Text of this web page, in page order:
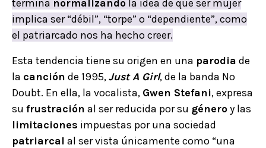
termina normalizando la idea de que ser mujer
implica ser “débil”, “torpe” o “dependiente”, como
el patriarcado nos ha hecho creer.
Esta tendencia tiene su origen en una parodia de
la canción de 1995,Just A Girl, de la banda No
Doubt. En ella, la vocalista, Gwen Stefani, expresa
su frustración al ser reducida por su géneroy las
limitaciones impuestas por una sociedad
patriarcal al ser vista únicamente como “una